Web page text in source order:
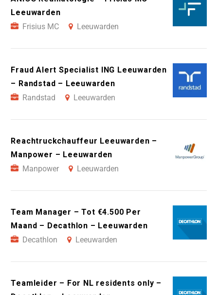
Leeuwarden
Frisius MC
Leeuwarden
Fraud Alert Specialist ING Leeuwarden
– Randstad – Leeuwarden
Randstad
Leeuwarden
Reachtruckchauffeur Leeuwarden –
Manpower – Leeuwarden
Manpower
Leeuwarden
Team Manager – Tot €4.500 Per
Maand – Decathlon – Leeuwarden
Decathlon
Leeuwarden
Teamleider – For NL residents only –